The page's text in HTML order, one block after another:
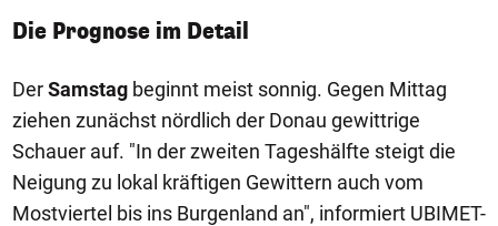
Die Prognose im Detail
DerSamstag beginnt meist sonnig. Gegen Mittag
ziehen zunächst nördlich der Donau gewittrige
Schauer auf. "In der zweiten Tageshälfte steigt die
Neigung zu lokal kräftigen Gewittern auch vom
Mostviertel bis ins Burgenland an", informiert UBIMET-